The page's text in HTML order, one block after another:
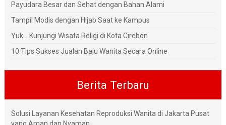
Payudara Besar dan Sehat dengan Bahan Alami
Tampil Modis dengan Hijab Saat ke Kampus
Yuk... Kunjungi Wisata Religi di Kota Cirebon
10 Tips Sukses Jualan Baju Wanita Secara Online
Berita Terbaru
Solusi Layanan Kesehatan Reproduksi Wanita di Jakarta Pusat
yang Aman dan Nyaman